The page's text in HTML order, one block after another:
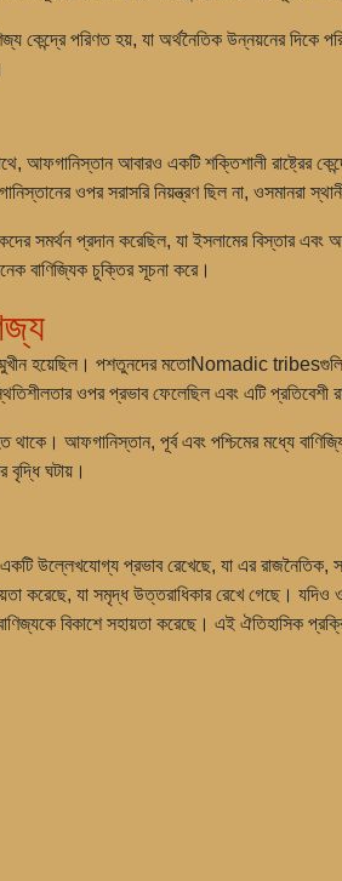
কেন্দ্রে পরিণত হয়, যা অর্থনৈতিক উন্নয়নের
আফগানিস্তান আবারও একটি শক্তিশালী রাষ্ট্রের
ওপর সরাসরি নিয়ন্ত্রণ ছিল না, ওসমানরা
সমর্থন প্রদান করেছিল, যা ইসলামের বিস্তার
বাণিজ্যিক চুক্তির সূচনা করে।
হয়েছিল। পশতুনদের মতোNomadic tribesগুলি
ওপর প্রভাব ফেলেছিল এবং এটি প্রতিবেশী
থাকে। আফগানিস্তান, পূর্ব এবং পশ্চিমের মধ্যে
বৃদ্ধি ঘটায়।
উল্লেখযোগ্য প্রভাব রেখেছে, যা এর রাজনৈতিক,
করেছে, যা সমৃদ্ধ উত্তরাধিকার রেখে গেছে।
বিকাশে সহায়তা করেছে। এই ঐতিহাসিক